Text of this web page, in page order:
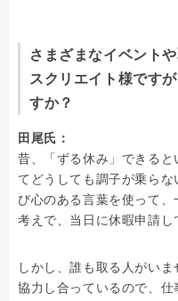
さまざまなイベント
スクリエイト様です
すか？
田尾氏：
昔、「ずる休み」できる
てどうしても調子が乗ら
び心のある言葉を使って
考えで、当日に休暇申請し
しかし、誰も取る人がい
協力し合っているので、